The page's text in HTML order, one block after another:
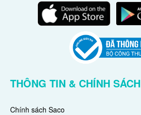
THÔNG TIN & CHÍNH SÁCH
Chính sách Saco